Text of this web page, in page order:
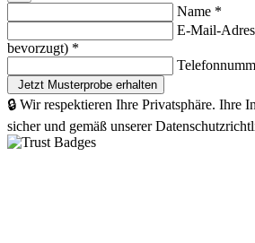
Name *
E-Mail-
bevorzugt) *
🔒 Wir respektieren Ihre Privatsphäre. Ihre
sicher und gemäß unserer